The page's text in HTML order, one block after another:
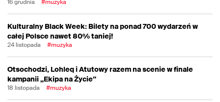
16 grudnia #muzyka
Kulturalny Black Week: Bilety na ponad 700 wydarzeń w
całej Polsce nawet 80% taniej!
24 listopada #muzyka
Otsochodzi, Lohleq i Atutowy razem na scenie w finale
kampanii „Ekipa na Życie”
18 listopada #muzyka